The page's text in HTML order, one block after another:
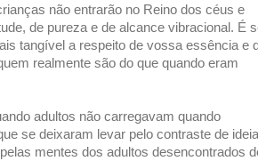
não entrarão no Reino dos céus e
de pureza e de alcance vibracional. É
tangível a respeito de vossa essência e
realmente são do que quando eram
adultos não carregavam quando
se deixaram levar pelo contraste de
mentes dos adultos desencontrados